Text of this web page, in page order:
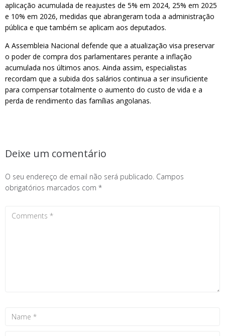
aplicação acumulada de reajustes de 5% em 2024, 25% em 2025
e 10% em 2026, medidas que abrangeram toda a administração
pública e que também se aplicam aos deputados.
A Assembleia Nacional defende que a atualização visa preservar
o poder de compra dos parlamentares perante a inflação
acumulada nos últimos anos. Ainda assim, especialistas
recordam que a subida dos salários continua a ser insuficiente
para compensar totalmente o aumento do custo de vida e a
perda de rendimento das famílias angolanas.
Deixe um comentário
O seu endereço de email não será publicado. Campos
obrigatórios marcados com *